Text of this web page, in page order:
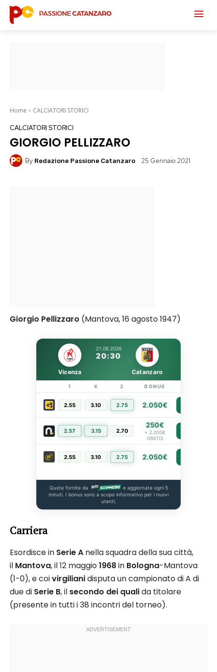
Home CALCIATORI STORICI
CALCIATORI STORICI
GIORGIO PELLIZZARO
By Redazione Passione Catanzaro 25 Gennaio 2021
Giorgio Pellizzaro (Mantova, 16 agosto 1947)
21.08.2026
20:30
Vicenza Catanzaro
1 X 2 BONUS
2.55 3.10 2.75 2.050€
2.57 3.15 2.70
250€
+ 2.000€
GRATIS
2.55 3.10 2.75 2.050€
Quote fornite da
e aggiornate ogni 5
minuti. I bonus sono a scopo informativo per i nuovi
utenti.
Carriera
Esordisce in Serie A nella squadra della sua città,
il Mantova, il 12 maggio1968in Bologna-Mantova
(1-0), e coivirgilianidisputa un campionato di A di
due di Serie B, il secondo dei qualida titolare
(presente in tutti i 38 incontri del torneo).